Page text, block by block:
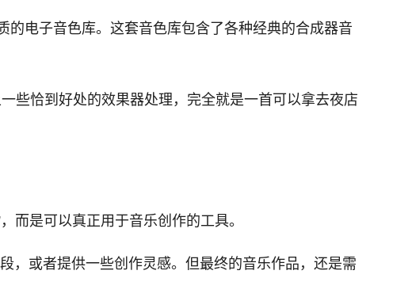
电子音色库。这套音色库包含了各种经典的合成器音
些恰到好处的效果器处理，完全就是一首可以拿去夜店
而是可以真正用于音乐创作的工具。
，或者提供一些创作灵感。但最终的音乐作品，还是需